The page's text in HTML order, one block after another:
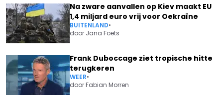
Na zware aanvallen op Kiev maakt EU
1,4 miljard euro vrij voor Oekraïne
BUITENLAND•
door Jana Foets
Frank Duboccage ziet tropische hitte
terugkeren
WEER•
doorFabian Morren